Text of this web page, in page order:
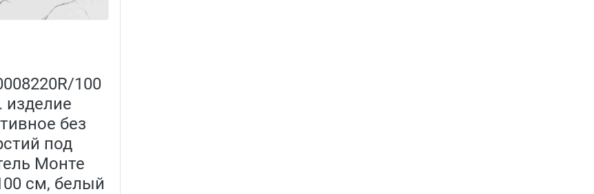
100
изделие
без
под
Монте
см, белый